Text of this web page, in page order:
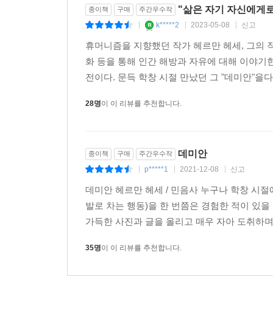
종이책 구매 주간우수작 "삶은 자기 자신에게
k*****2 2023-05-08 신고
휴머니즘을 지향했던 작가 헤르만 헤세, 그의
화 등을 통해 인간 해방과 자유에 대해 이야
전이다. 문득 학창 시절 만났던 그 "데미안"을
28명이 이 리뷰를 추천합니다.
종이책 구매 주간우수작 데미안
p*****1 2021-12-08 신고
데미안 헤르만 헤세 / 민음사 누구나 학창 시
발로 차는 행동)을 한 번쯤은 경험한 적이 있
가득한 사진과 글을 올리고 매우 자아 도취하
35명이 이 리뷰를 추천합니다.